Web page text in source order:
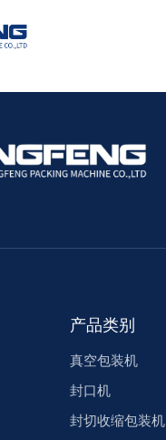
产品类别
真空包装机
封口机
封切收缩包装机